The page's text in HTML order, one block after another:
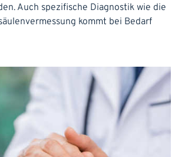
Auch spezifische Diagnostik wie die
kommt bei Bedarf